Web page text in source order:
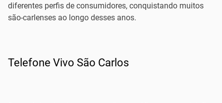
diferentes perfis de consumidores, conquistando muitos
são-carlenses ao longo desses anos.
Telefone Vivo São Carlos